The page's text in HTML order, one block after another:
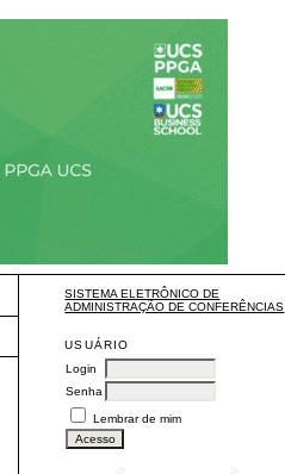
SISTEMA ELETRÔNICO DE
ADMINISTRAÇÃO DE CONFERÊNCIAS
USUÁRIO
Login
Senha
Lembrar de mim